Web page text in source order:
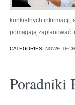
konkretnych informacji,
pomagają zaplanować
CATEGORIES: NOWE
Poradniki